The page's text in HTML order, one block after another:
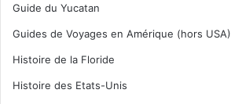
Guide du Yucatan
Guides de Voyages en Amérique (hors USA)
Histoire de la Floride
Histoire des Etats-Unis